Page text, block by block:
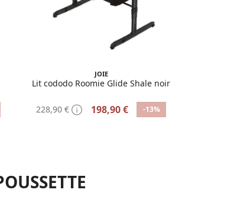
JOIE
Lit cododo Roomie Glide Shale noir
228,90 € 198,90 € -13%